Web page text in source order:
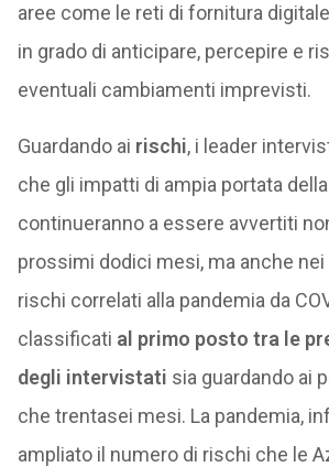
aree come le reti di fornitura
in grado di anticipare, percepire e
eventuali cambiamenti imprevisti.
Guardando ai rischi, i leader
che gli impatti di ampia portata
continueranno a essere avvertiti
prossimi dodici mesi, ma anche
rischi correlati alla pandemia da
classificati al primo posto tra le
degli intervistati sia guardando ai
che trentasei mesi. La pandemia,
ampliato il numero di rischi che le